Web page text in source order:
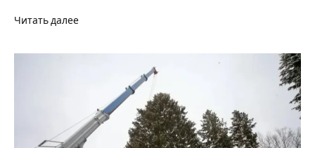
Читать далее